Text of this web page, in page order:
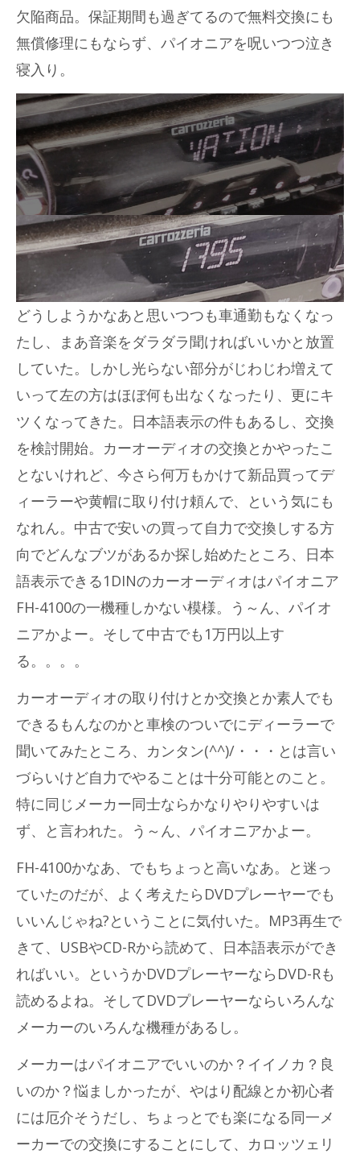
欠陥商品。保証期間も過ぎてるので無料交換にも
無償修理にもならず、パイオニアを呪いつつ泣き
寝入り。
どうしようかなあと思いつつも車通勤もなくなっ
たし、まあ音楽をダラダラ聞ければいいかと放置
していた。しかし光らない部分がじわじわ増えて
いって左の方はほぼ何も出なくなったり、更にキ
ツくなってきた。日本語表示の件もあるし、交換
を検討開始。カーオーディオの交換とかやったこ
とないけれど、今さら何万もかけて新品買ってデ
ィーラーや黄帽に取り付け頼んで、という気にも
なれん。中古で安いの買って自力で交換しする方
向でどんなブツがあるか探し始めたところ、日本
語表示できる1DINのカーオーディオはパイオニア
FH-4100の一機種しかない模様。う～ん、パイオ
ニアかよー。そして中古でも1万円以上す
る。。。。
カーオーディオの取り付けとか交換とか素人でも
できるもんなのかと車検のついでにディーラーで
聞いてみたところ、カンタン(^^)/・・・とは言い
づらいけど自力でやることは十分可能とのこと。
特に同じメーカー同士ならかなりやりやすいは
ず、と言われた。う～ん、パイオニアかよー。
FH-4100かなあ、でもちょっと高いなあ。と迷っ
ていたのだが、よく考えたらDVDプレーヤーでも
いいんじゃね?ということに気付いた。MP3再生で
きて、USBやCD-Rから読めて、日本語表示ができ
ればいい。というかDVDプレーヤーならDVD-Rも
読めるよね。そしてDVDプレーヤーならいろんな
メーカーのいろんな機種があるし。
メーカーはパイオニアでいいのか？イイノカ？良
いのか？悩ましかったが、やはり配線とか初心者
には厄介そうだし、ちょっとでも楽になる同一メ
ーカーでの交換にすることにして、カロッツェリ